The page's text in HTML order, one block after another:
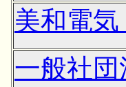
美和電
一般社